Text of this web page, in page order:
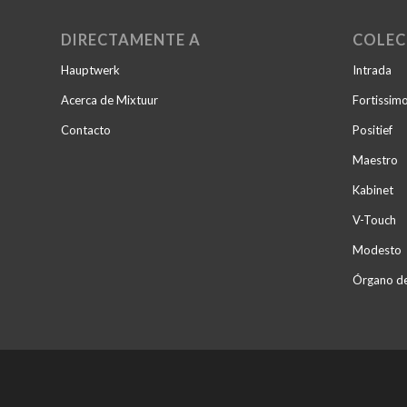
DIRECTAMENTE A
Hauptwerk
Acerca de Mixtuur
Contacto
Intrada
Fortissimo
Positief
Maestro
Kabinet
V-Touch
Modesto
Órgano